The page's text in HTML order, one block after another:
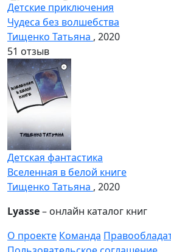
Детские приключения
Чудеса без волшебства
Тищенко Татьяна , 2020
51 отзыв
Детская фантастика
Вселенная в белой книге
Тищенко Татьяна , 2020
Lyasse– онлайн каталог книг
О проекте Команда